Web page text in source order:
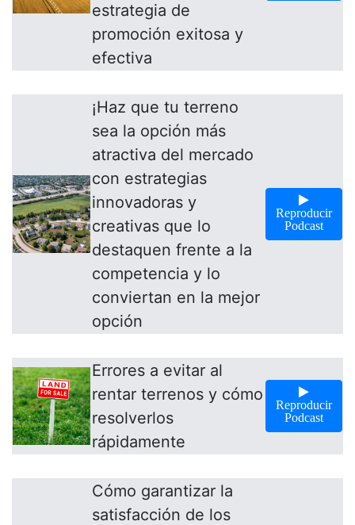
estrategia de
promoción exitosa y
efectiva
¡Haz que tu terreno
sea la opción más
atractiva del mercado
con estrategias
innovadoras y
creativas que lo
destaquen frente a la
competencia y lo
conviertan en la mejor
opción
Reproducir
Podcast
Errores a evitar al
rentar terrenos y cómo
resolverlos
rápidamente
Reproducir
Podcast
Cómo garantizar la
satisfacción de los